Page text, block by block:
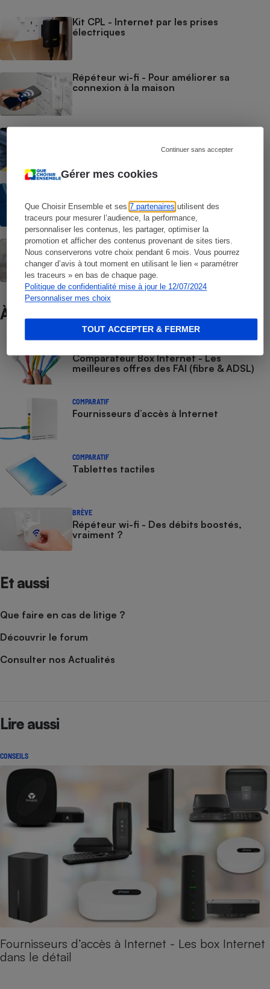
Gérer mes cookies
Que Choisir Ensemble et ses7 partenaires utilisent des
traceurs pour mesurer l’audience, la performance,
personnaliser les contenus, les partager, optimiser la
promotion et afficher des contenus provenant de sites tiers.
Nous conserverons votre choix pendant 6 mois. Vous pourrez
changer d’avis à tout moment en utilisant le lien « paramétrer
les traceurs » en bas de chaque page.
Politique de confidentialité mise à jour le 12/07/2024
Personnaliser mes choix
Continuer sans accepter
TOUT ACCEPTER & FERMER
Kit CPL - Internet par les prises
électriques
Répéteur wi-fi - Pour améliorer sa
connexion à la maison
technologies pour avoir accès à Internet
Wi-fi : le haut débit sans fil - Le wi-fi, un
réseau sécurisé ?
À ne pas manquer
Comparateur Box Internet - Les
meilleures offres des FAI (fibre & ADSL)
COMPARATIF
Fournisseurs d’accès à Internet
COMPARATIF
Tablettes tactiles
BRÈVE
Répéteur wi-fi - Des débits boostés,
vraiment ?
Et aussi
Que faire en cas de litige ?
Découvrir le forum
Consulter nos Actualités
Lire aussi
CONSEILS
Fournisseurs d’accès à Internet - Les box Internet
dans le détail